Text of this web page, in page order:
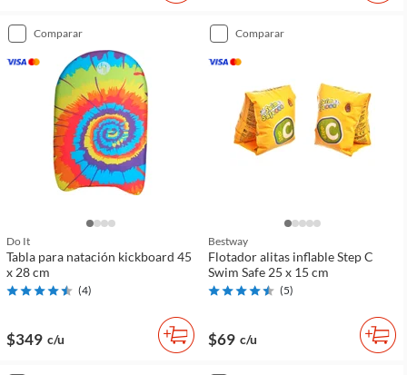
comparar
Do It
Tabla para natación kickboard 45
x 28 cm
(4)
$349 c/u
comparar
Bestway
Flotador alitas inflable Step C
Swim Safe 25 x 15 cm
(5)
$69 c/u